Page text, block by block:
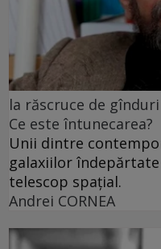
la răscruce de gînduri
Ce este întunecarea?
Unii dintre
galaxiilor
telescop spațial.
Andrei CORNEA